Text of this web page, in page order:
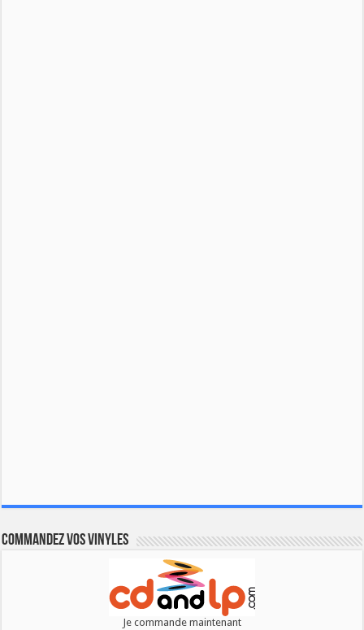
Commandez vos vinyles
Je commande maintenant